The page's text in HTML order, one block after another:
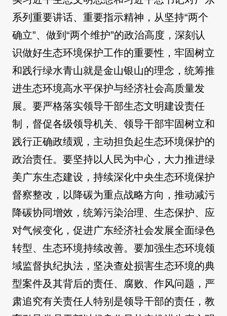
系列重要讲话、重要指示精神，从坚持“两个
确立”、做到“两个维护”的政治高度，深刻认
识做好生态环境保护工作的重要性，牢固树立
和践行绿水青山就是金山银山的理念，统筹推
进生态环境高水平保护与经济社会高质量发
展。要严格落实领导干部生态文明建设责任
制，督促各级领导机关、领导干部牢固树立和
践行正确政绩观，主动担负起生态环境保护的
政治责任。要坚持以人民为中心，大力推进绿
美广东生态建设，持续深化中央生态环境保护
督察整改，以降碳为重点战略方向，推动减污
降碳协同增效，统筹污染治理、生态保护、应
对气候变化，促进广东经济社会发展全面绿色
转型、生态环境持续改善。要加强生态环境领
域监督执纪执法，坚决查处损害生态环境的典
型案件及其背后的责任、腐败、作风问题，严
肃追究有关责任人特别是领导干部的责任，教